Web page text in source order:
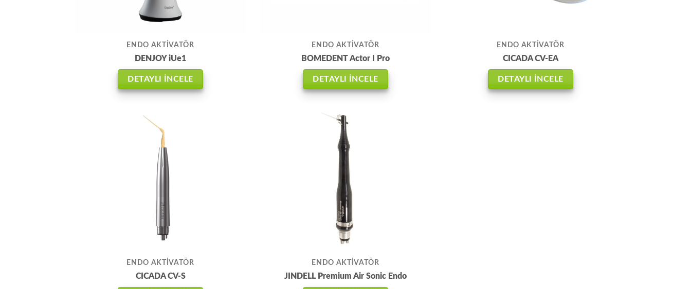
ENDO AKTİVATÖR
DENJOY iUe1
DETAYLI İNCELE
ENDO AKTİVATÖR
BOMEDENT Actor I Pro
DETAYLI İNCELE
ENDO AKTİVATÖR
CICADA CV-EA
DETAYLI İNCELE
ENDO AKTİVATÖR
CICADA CV-S
ENDO AKTİVATÖR
JINDELL Premium Air Sonic Endo